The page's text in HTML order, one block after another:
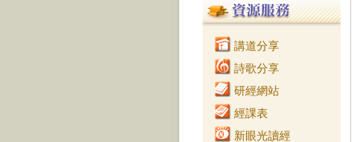
講道分享
詩歌分享
研經網站
經課表
新眼光讀經